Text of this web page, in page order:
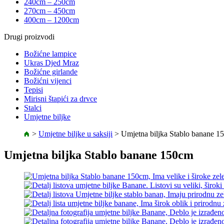
240cm – 250cm
270cm – 450cm
400cm – 1200cm
Drugi proizvodi
Božićne lampice
Ukras Djed Mraz
Božićne girlande
Božićni vijenci
Tepisi
Mirisni štapići za drvce
Stalci
Umjetne biljke
> Umjetne biljke u saksiji > Umjetna biljka Stablo banane
Umjetna biljka Stablo banane 150cm